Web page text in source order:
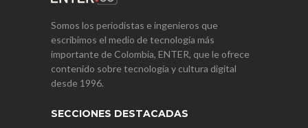
Somos los periodistas e ingenieros que
escribimos el medio de tecnología más
importante de Colombia, ENTER, que le ofrece
contenido sobre tecnología y cultura digital
desde 1996.
SECCIONES DESTACADAS